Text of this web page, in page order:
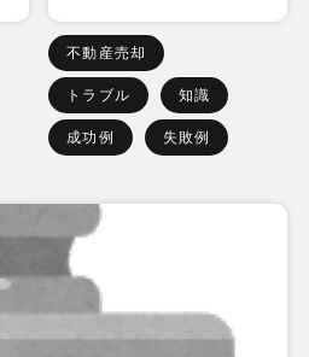
不動産売却
トラブル 知識
成功例 失敗例